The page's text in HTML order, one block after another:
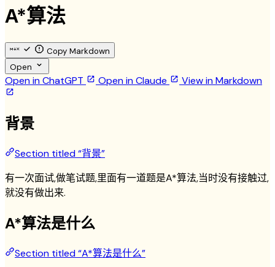
A*算法
Copy Markdown
Open
Open in ChatGPT Open in Claude View in Markdown
背景
Section titled “背景”
有一次面试,做笔试题,里面有一道题是A*算法,当时没有接触过,
就没有做出来.
A*算法是什么
Section titled “A*算法是什么”